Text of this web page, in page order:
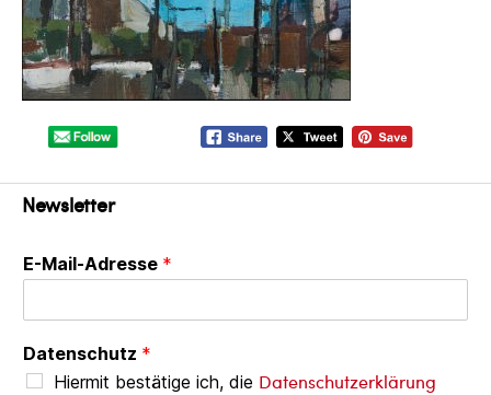
Newsletter
E-Mail-Adresse *
Datenschutz *
Hiermit bestätige ich, die Datenschutzerklärung